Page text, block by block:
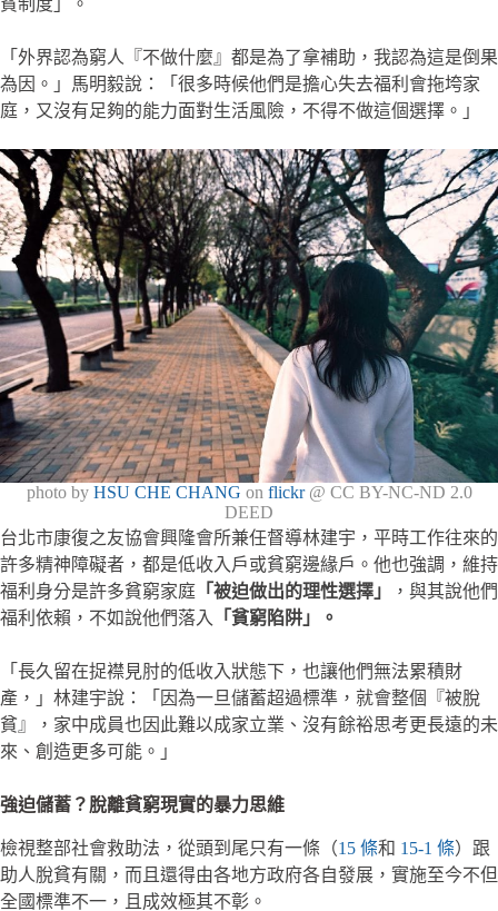
貧制度」。
「外界認為窮人『不做什麼』都是為了拿補助，我認為這是倒果
為因。」馬明毅說：「很多時候他們是擔心失去福利會拖垮家
庭，又沒有足夠的能力面對生活風險，不得不做這個選擇。」
photo by HSU CHE CHANG on flickr@ CC BY-NC-ND 2.0
DEED
台北市康復之友協會興隆會所兼任督導林建宇，平時工作往來的
許多精神障礙者，都是低收入戶或貧窮邊緣戶。他也強調，維持
福利身分是許多貧窮家庭 「被迫做出的理性選擇」
，與其說他們
福利依賴，不如說他們落入
「貧窮陷阱」。
「長久留在捉襟見肘的低收入狀態下，也讓他們無法累積財
產，」林建宇說：「因為一旦儲蓄超過標準，就會整個『被脫
貧』，家中成員也因此難以成家立業、沒有餘裕思考更長遠的未
來、創造更多可能。」
強迫儲蓄？脫離貧窮現實的暴力思維
檢視整部社會救助法，從頭到尾只有一條（15 條和 15-1 條）跟
助人脫貧有關，而且還得由各地方政府各自發展，實施至今不但
全國標準不一，且成效極其不彰。